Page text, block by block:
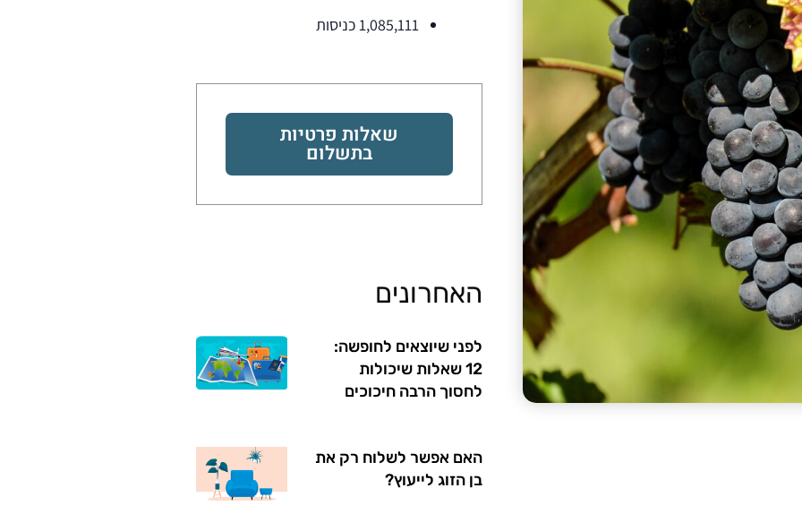
1,085,111 כניסות
שאלות פרטיות
בתשלום
האחרונים
לפני שיוצאים לחופשה:
12 שאלות שיכולות
לחסוך הרבה חיכוכים
האם אפשר לשלוח רק את
בן הזוג לייעוץ?